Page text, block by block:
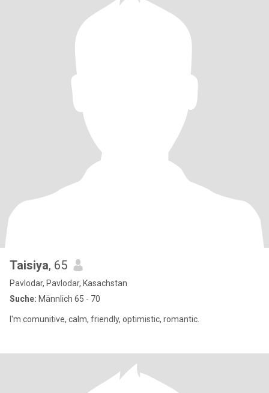
Taisiya, 65
Pavlodar, Pavlodar, Kasachstan
Suche: Männlich 65 - 70
I'm comunitive, calm, friendly, optimistic, romantic.